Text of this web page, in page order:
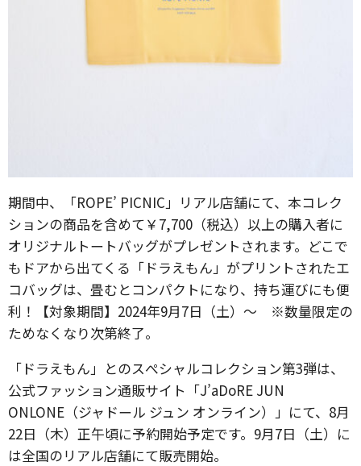
期間中、「ROPE’ PICNIC」リアル店舗にて、本コレク
ションの商品を含めて￥7,700（税込）以上の購入者に
オリジナルトートバッグがプレゼントされます。どこで
もドアから出てくる「ドラえもん」がプリントされたエ
コバッグは、畳むとコンパクトになり、持ち運びにも便
利！【対象期間】2024年9月7日（土）～ ※数量限定の
ためなくなり次第終了。
「ドラえもん」とのスぺシャルコレクション第3弾は、
公式ファッション通販サイト「J’aDoRE JUN
ONLONE（ジャドール ジュン オンライン）」にて、8月
22日（木）正午頃に予約開始予定です。9月7日（土）に
は全国のリアル店舗にて販売開始。